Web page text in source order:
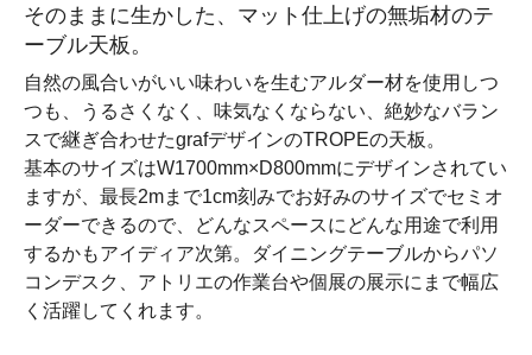
そのままに生かした、マット仕上げの無垢材のテ
ーブル天板。
自然の風合いがいい味わいを生むアルダー材を使用しつ
つも、うるさくなく、味気なくならない、絶妙なバラン
スで継ぎ合わせたgrafデザインのTROPEの天板。
基本のサイズはW1700mm×D800mmにデザインされてい
ますが、最長2mまで1cm刻みでお好みのサイズでセミオ
ーダーできるので、どんなスペースにどんな用途で利用
するかもアイディア次第。ダイニングテーブルからパソ
コンデスク、アトリエの作業台や個展の展示にまで幅広
く活躍してくれます。